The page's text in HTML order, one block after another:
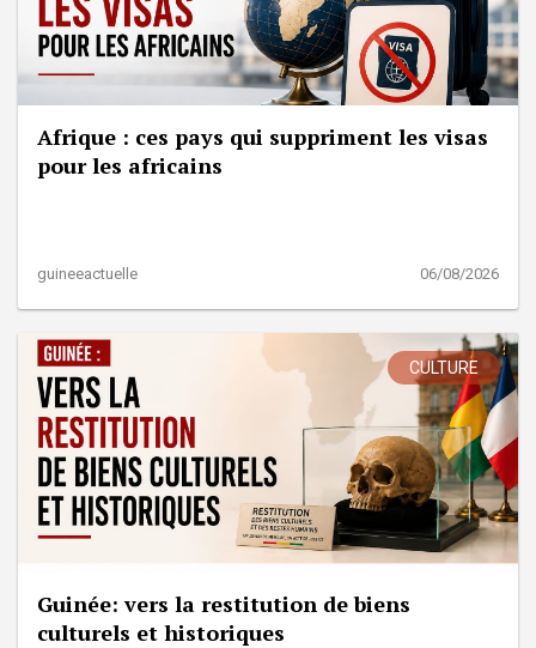
Afrique : ces pays qui suppriment les visas
pour les africains
guineeactuelle 06/08/2026
CULTURE
Guinée: vers la restitution de biens
culturels et historiques